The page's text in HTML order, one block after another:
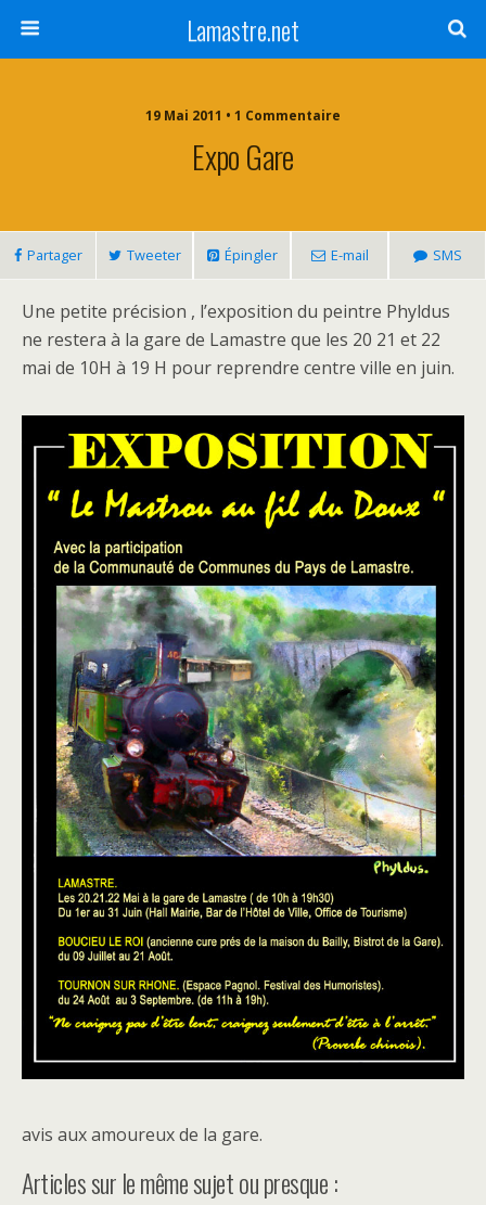
Lamastre.net
19 Mai 2011 • 1 Commentaire
Expo Gare
Partager Tweeter Épingler E-mail SMS
Une petite précision , l’exposition du peintre Phyldus
ne restera à la gare de Lamastre que les 20 21 et 22
mai de 10H à 19 H pour reprendre centre ville en juin.
avis aux amoureux de la gare.
Articles sur le même sujet ou presque :